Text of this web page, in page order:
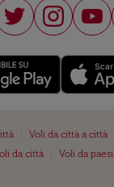
Voli da città a città
da città
Voli da paesi